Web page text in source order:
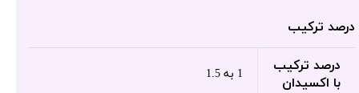
درصد ترکیب
درصد ترکیب
با اکسیدان
1 به 1.5